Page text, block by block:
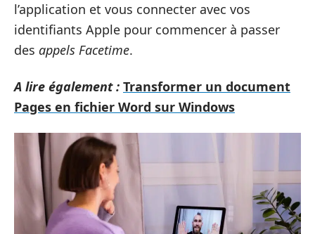
l’application et vous connecter avec vos
identifiants Apple pour commencer à passer
des appels Facetime.
A lire également : Transformer un document
Pages en fichier Word sur Windows